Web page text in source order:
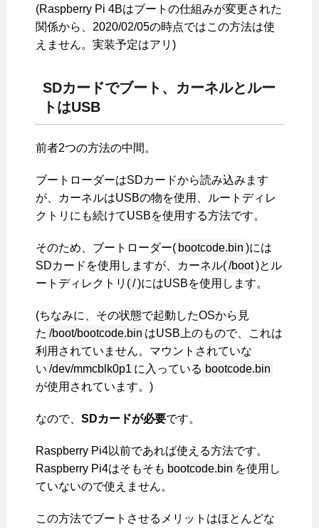
(Raspberry Pi 4Bはブートの仕組みが変更された
関係から、2020/02/05の時点ではこの方法は使
えません。実装予定はアリ)
SDカードでブート、カーネルとルー
トはUSB
前者2つの方法の中間。
ブートローダーはSDカードから読み込みます
が、カーネルはUSBの物を使用、ルートディレ
クトリにも続けてUSBを使用する方法です。
そのため、ブートローダー( bootcode.bin )には
SDカードを使用しますが、カーネル(/boot)とル
ートディレクトリ(/)にはUSBを使用します。
(ちなみに、その状態で起動したOSから見
た /boot/bootcode.bin はUSB上のもので、これは
利用されていません。マウントされていな
い /dev/mmcblk0p1 に入っている bootcode.bin
が使用されています。)
なので、 SDカードが必要です。
Raspberry Pi4以前であれば使える方法です。
Raspberry Pi4はそもそも bootcode.bin を使用し
ていないので使えません。
この方法でブートさせるメリットはほとんどな